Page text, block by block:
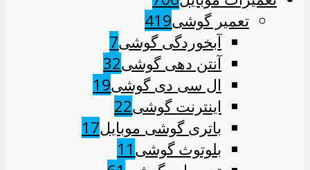
تعمیر گوشی419
آبخوردگی گوشی7
آنتن دهی گوشی32
ال سی دی گوشی19
اینترنت گوشی22
باتری گوشی موبایل17
بلوتوث گوشی11